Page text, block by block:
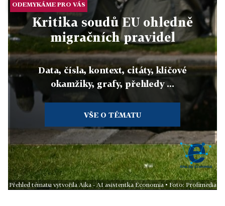
ODEMYKÁME PRO VÁS
Kritika soudů EU ohledně
migračních pravidel
Data, čísla, kontext, citáty, klíčové
okamžiky, grafy, přehledy ...
VŠE O TÉMATU
Přehled tématu vytvořila Aika - AI asistentka Economia • Foto: Profimedia